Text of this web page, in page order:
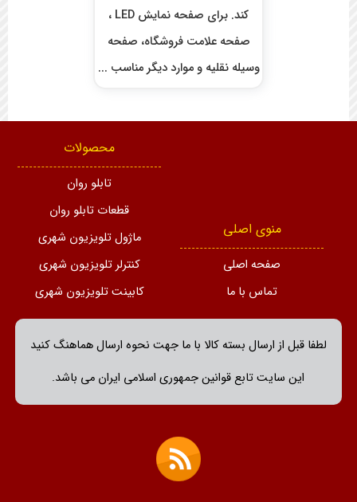
کند. برای صفحه نمایش LED ،
صفحه علامت فروشگاه، صفحه
وسیله نقلیه و موارد دیگر مناسب ...
منوی اصلی
صفحه اصلی
تماس با ما
محصولات
تابلو روان
قطعات تابلو روان
ماژول تلویزیون شهری
کنترلر تلویزیون شهری
کابینت تلویزیون شهری
لطفا قبل از ارسال بسته کالا با ما جهت نحوه ارسال هماهنگ کنید
این سایت تابع قوانین جمهوری اسلامی ایران می باشد.